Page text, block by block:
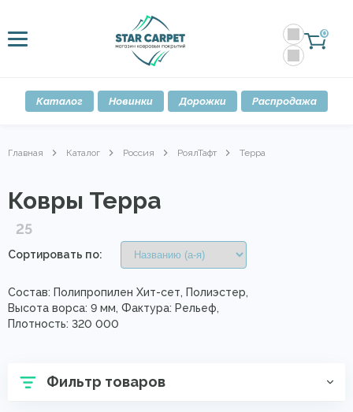
0
Каталог Новинки Дорожки Распродажа
Главная Каталог Россия РоялТафт Терра
Ковры Терра
25
Сортировать по:
Состав: Полипропилен Хит-сет, Полиэстер,
Высота ворса: 9 мм, Фактура: Рельеф,
Плотность: 320 000
Фильтр товаров